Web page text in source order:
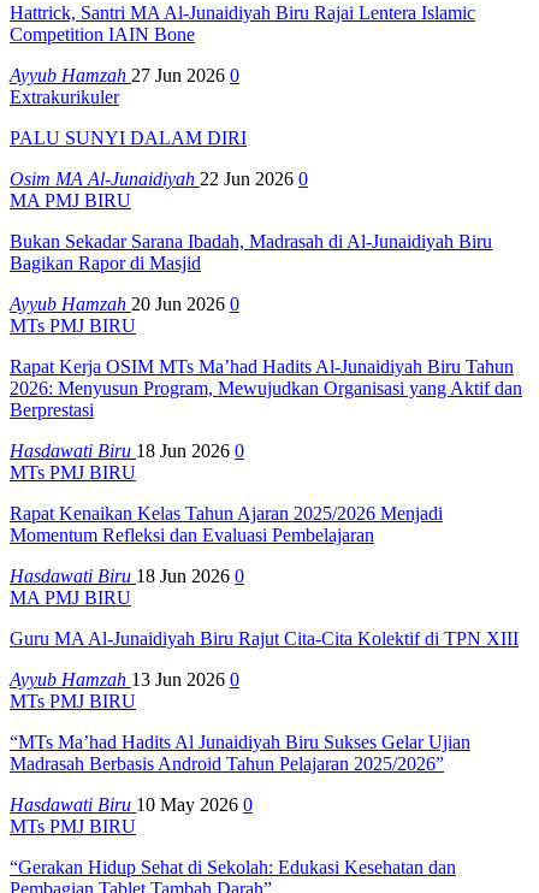
Hattrick, Santri MA Al-Junaidiyah Biru Rajai Lentera Islamic
Competition IAIN Bone
Ayyub Hamzah 27 Jun 2026 0
Extrakurikuler
PALU SUNYI DALAM DIRI
Osim MA Al-Junaidiyah 22 Jun 2026 0
MA PMJ BIRU
Bukan Sekadar Sarana Ibadah, Madrasah di Al-Junaidiyah Biru
Bagikan Rapor di Masjid
Ayyub Hamzah 20 Jun 2026 0
MTs PMJ BIRU
Rapat Kerja OSIM MTs Ma’had Hadits Al-Junaidiyah Biru Tahun
2026: Menyusun Program, Mewujudkan Organisasi yang Aktif dan
Berprestasi
Hasdawati Biru 18 Jun 2026 0
MTs PMJ BIRU
Rapat Kenaikan Kelas Tahun Ajaran 2025/2026 Menjadi
Momentum Refleksi dan Evaluasi Pembelajaran
Hasdawati Biru 18 Jun 2026 0
MA PMJ BIRU
Guru MA Al-Junaidiyah Biru Rajut Cita-Cita Kolektif di TPN XIII
Ayyub Hamzah 13 Jun 2026 0
MTs PMJ BIRU
“MTs Ma’had Hadits Al Junaidiyah Biru Sukses Gelar Ujian
Madrasah Berbasis Android Tahun Pelajaran 2025/2026”
Hasdawati Biru 10 May 2026 0
MTs PMJ BIRU
“Gerakan Hidup Sehat di Sekolah: Edukasi Kesehatan dan
Pembagian Tablet Tambah Darah”